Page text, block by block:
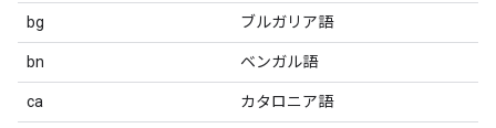
bg ブルガリア語
bn ベンガル語
ca カタロニア語